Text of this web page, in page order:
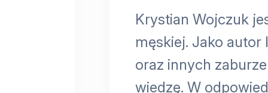
Krystian Wojczuk
męskiej. Jako
oraz innych
wiedzę. W